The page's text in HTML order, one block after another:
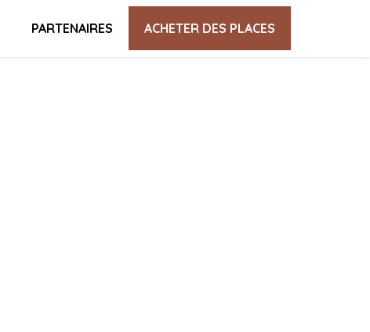
PARTENAIRES ACHETER DES PLACES